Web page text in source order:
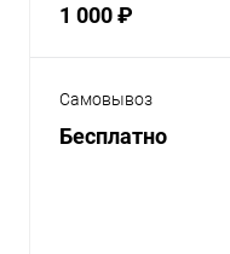
1 000 ₽
Самовывоз
Бесплатно